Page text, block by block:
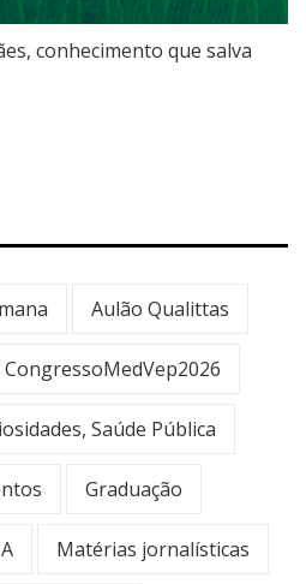
conhecimento que salva
Aulão Qualittas
CongressoMedVep2026
Saúde Pública
Graduação
Matérias jornalísticas